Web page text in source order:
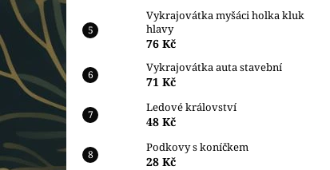
Vykrajovátka myšáci holka kluk
hlavy
76 Kč
Vykrajovátka auta stavební
71 Kč
Ledové království
48 Kč
Podkovy s koníčkem
28 Kč